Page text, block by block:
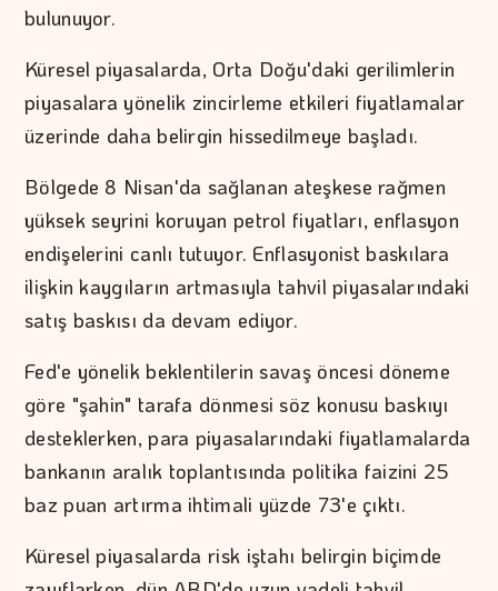
bulunuyor.
Küresel piyasalarda, Orta Doğu'daki gerilimlerin
piyasalara yönelik zincirleme etkileri fiyatlamalar
üzerinde daha belirgin hissedilmeye başladı.
Bölgede 8 Nisan'da sağlanan ateşkese rağmen
yüksek seyrini koruyan petrol fiyatları, enflasyon
endişelerini canlı tutuyor. Enflasyonist baskılara
ilişkin kaygıların artmasıyla tahvil piyasalarındaki
satış baskısı da devam ediyor.
Fed'e yönelik beklentilerin savaş öncesi döneme
göre "şahin" tarafa dönmesi söz konusu baskıyı
desteklerken, para piyasalarındaki fiyatlamalarda
bankanın aralık toplantısında politika faizini 25
baz puan artırma ihtimali yüzde 73'e çıktı.
Küresel piyasalarda risk iştahı belirgin biçimde